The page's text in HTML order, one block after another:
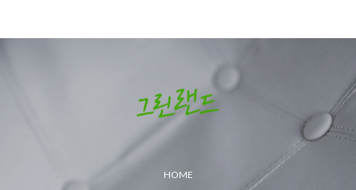
HOME